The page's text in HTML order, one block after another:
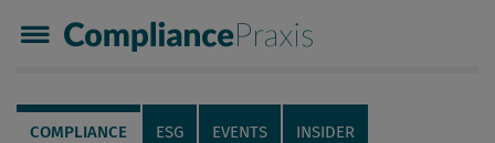
Compliance Praxis
Servicenavigation
Navigation
COMPLIANCE ESG EVENTS INSIDER